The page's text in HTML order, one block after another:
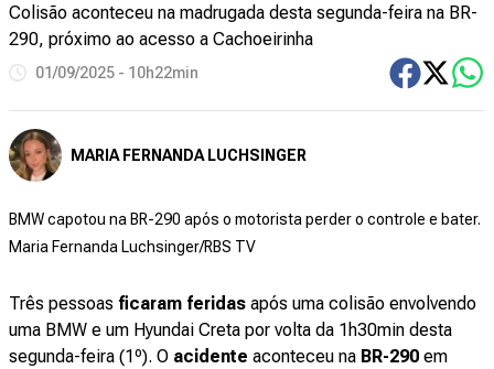
Colisão aconteceu na madrugada desta segunda-feira na BR-
290, próximo ao acesso a Cachoeirinha
01/09/2025 - 10h22min
MARIA FERNANDA LUCHSINGER
BMW capotou na BR-290 após o motorista perder o controle e bater.
Maria Fernanda Luchsinger/RBS TV
Três pessoas ficaram feridas após uma colisão envolvendo
uma BMW e um Hyundai Creta por volta da 1h30min desta
segunda-feira (1º). O acidente aconteceu na BR-290 em